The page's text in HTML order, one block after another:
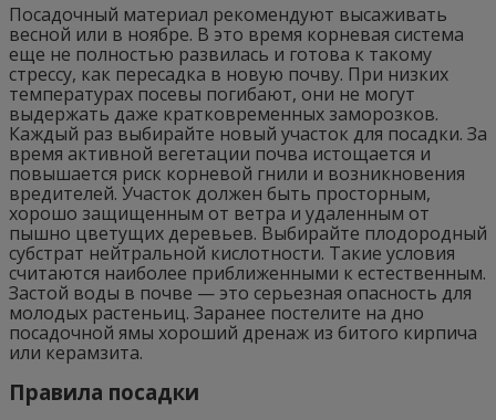
Посадочный материал рекомендуют высаживать
весной или в ноябре. В это время корневая система
еще не полностью развилась и готова к такому
стрессу, как пересадка в новую почву. При низких
температурах посевы погибают, они не могут
выдержать даже кратковременных заморозков.
Каждый раз выбирайте новый участок для посадки. За
время активной вегетации почва истощается и
повышается риск корневой гнили и возникновения
вредителей. Участок должен быть просторным,
хорошо защищенным от ветра и удаленным от
пышно цветущих деревьев. Выбирайте плодородный
субстрат нейтральной кислотности. Такие условия
считаются наиболее приближенными к естественным.
Застой воды в почве — это серьезная опасность для
молодых растеньиц. Заранее постелите на дно
посадочной ямы хороший дренаж из битого кирпича
или керамзита.
Правила посадки